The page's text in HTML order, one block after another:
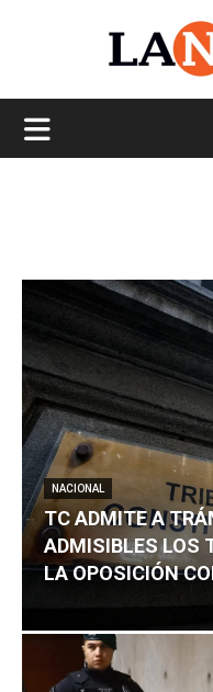
NACIONAL
TC ADMITE A
ADMISIBLES LOS
LA OPOSICIÓN